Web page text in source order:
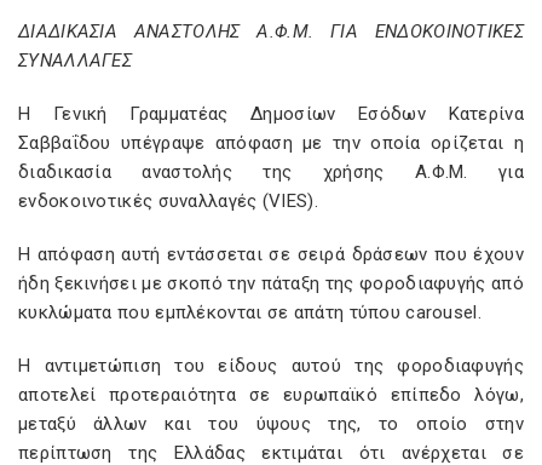
ΔΙΑΔΙΚΑΣΙΑ ΑΝΑΣΤΟΛΗΣ Α.Φ.Μ. ΓΙΑ ΕΝΔΟΚΟΙΝΟΤΙΚΕΣ
ΣΥΝΑΛΛΑΓΕΣ
Η Γενική Γραμματέας Δημοσίων Εσόδων Κατερίνα
Σαββαΐδου υπέγραψε απόφαση με την οποία ορίζεται η
διαδικασία αναστολής της χρήσης Α.Φ.Μ. για
ενδοκοινοτικές συναλλαγές (VIES).
Η απόφαση αυτή εντάσσεται σε σειρά δράσεων που έχουν
ήδη ξεκινήσει με σκοπό την πάταξη της φοροδιαφυγής από
κυκλώματα που εμπλέκονται σε απάτη τύπου carousel.
Η αντιμετώπιση του είδους αυτού της φοροδιαφυγής
αποτελεί προτεραιότητα σε ευρωπαϊκό επίπεδο λόγω,
μεταξύ άλλων και του ύψους της, το οποίο στην
περίπτωση της Ελλάδας εκτιμάται ότι ανέρχεται σε